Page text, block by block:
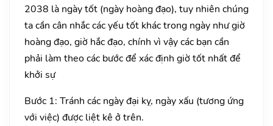
2038 là ngày tốt (ngày hoàng đạo), tuy nhiên chúng
ta cần cân nhắc các yếu tốt khác trong ngày như giờ
hoàng đạo, giờ hắc đạo, chính vì vậy các bạn cần
phải làm theo các bước để xác định giờ tốt nhất để
khởi sự
Bước 1: Tránh các ngày đại kỵ, ngày xấu (tương ứng
với việc) được liệt kê ở trên.